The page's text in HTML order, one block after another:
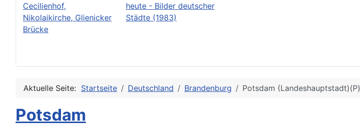
Cecilienhof,
Nikolaikirche, Glienicker
Brücke
heute - Bilder deutscher
Städte (1983)
Aktuelle Seite: Startseite Deutschland Brandenburg Potsdam (Landeshauptstadt)(P)
Potsdam